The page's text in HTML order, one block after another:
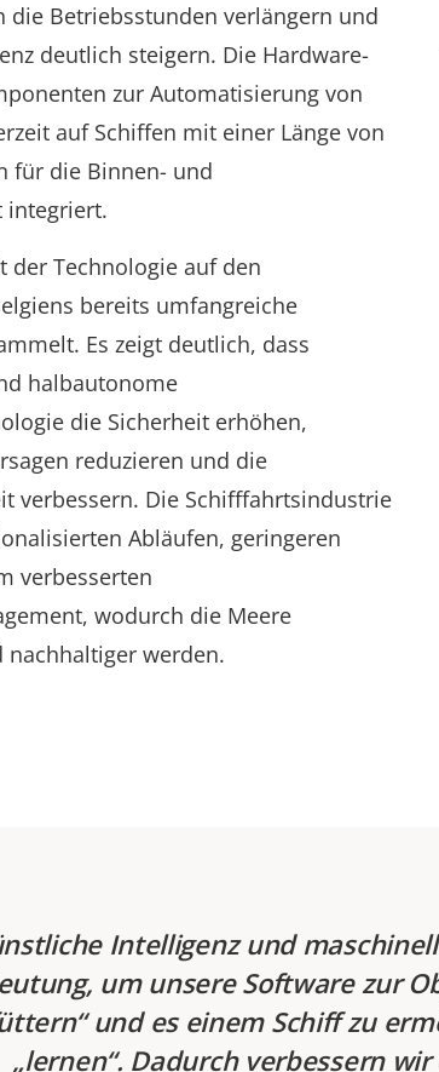
die Betriebsstunden verlängern und
deutlich steigern. Die Hardware-
zur Automatisierung von
auf Schiffen mit einer Länge von
für die Binnen- und
integriert.
der Technologie auf den
bereits umfangreiche
Es zeigt deutlich, dass
halbautonome
die Sicherheit erhöhen,
reduzieren und die
verbessern. Die Schifffahrtsindustrie
Abläufen, geringeren
verbesserten
wodurch die Meere
nachhaltiger werden.
Intelligenz und
um unsere Software zur
und es einem Schiff zu
„lernen“. Dadurch verbessern